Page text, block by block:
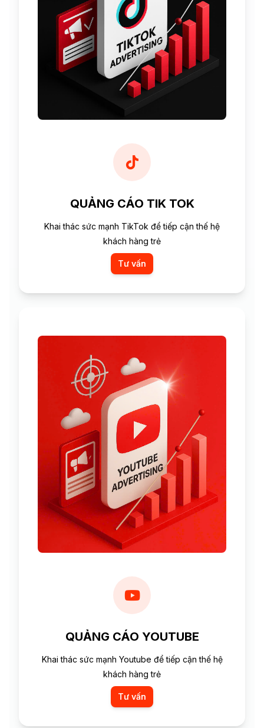
QUẢNG CÁO TIK TOK
Khai thác sức mạnh TikTok để tiếp cận thế hệ
khách hàng trẻ
Tư vấn
QUẢNG CÁO YOUTUBE
Khai thác sức mạnh Youtube để tiếp cận thế hệ
khách hàng trẻ
Tư vấn